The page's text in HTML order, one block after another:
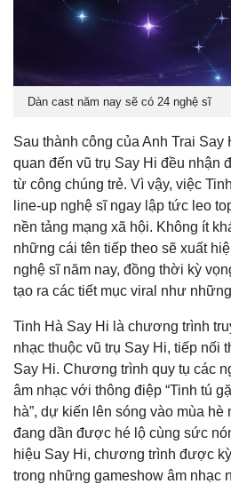
Dàn cast năm nay sẽ có 24 nghệ sĩ
Sau thành công của Anh Trai Say
quan đến vũ trụ Say Hi đều nhận
từ công chúng trẻ. Vì vậy, việc
line-up nghệ sĩ ngay lập tức leo
nền tảng mạng xã hội. Không ít
những cái tên tiếp theo sẽ xuất
nghệ sĩ năm nay, đồng thời kỳ
tạo ra các tiết mục viral như
Tinh Hà Say Hi là chương trình
nhạc thuộc vũ trụ Say Hi, tiếp nối
Say Hi. Chương trình quy tụ các
âm nhạc với thông điệp “Tinh tú
hà”, dự kiến lên sóng vào mùa
đang dần được hé lộ cùng sức
hiệu Say Hi, chương trình được
trong những gameshow âm nhạc